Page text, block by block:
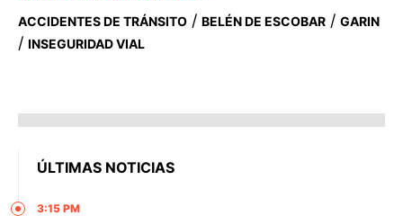
ACCIDENTES DE TRÁNSITO / BELÉN DE ESCOBAR / GARIN
/ INSEGURIDAD VIAL
ÚLTIMAS NOTICIAS
3:15 PM